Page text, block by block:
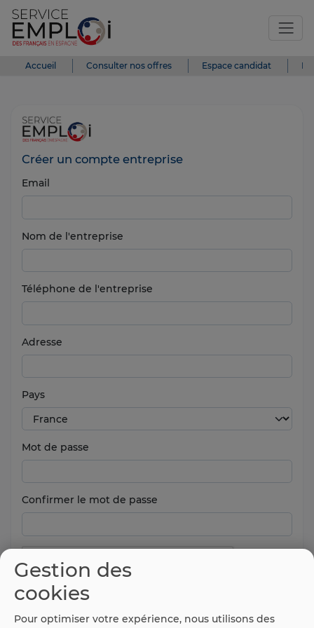
Accueil Consulter nos offres Espace candidat
Créer un compte entreprise
Email
Nom de l'entreprise
Téléphone de l'entreprise
Adresse
Pays
Mot de passe
Confirmer le mot de passe
Gestion des
cookies
Pour optimiser votre expérience, nous utilisons des